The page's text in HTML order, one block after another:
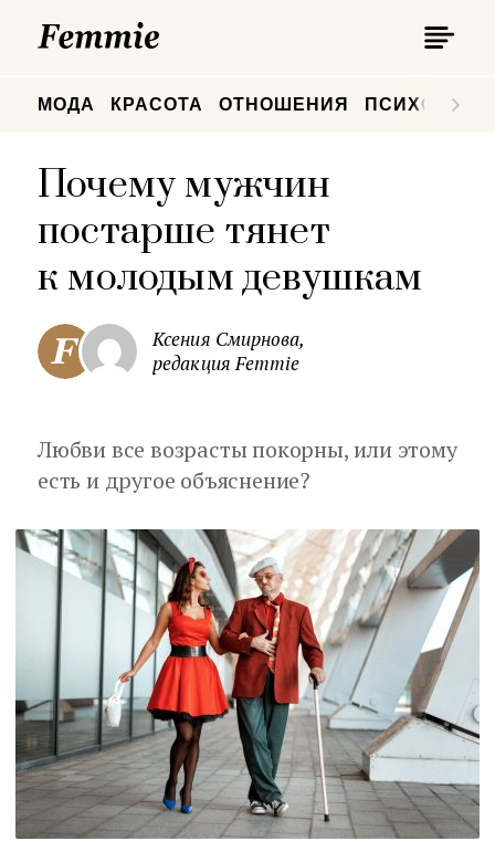
МОДА КРАСОТА ОТНОШЕНИЯ
Почему мужчин
постарше тянет
к молодым девушкам
Ксения Смирнова,
редакция Femmie
Любви все возрасты покорны, или этому
есть и другое объяснение?